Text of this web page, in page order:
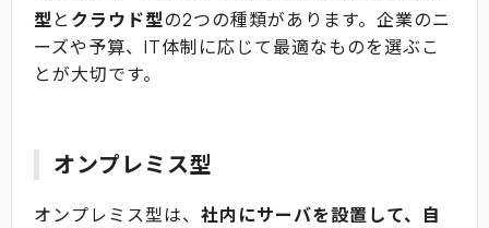
型と クラウド型の2つの種類があります。企業のニ
ーズや予算、IT体制に応じて最適なものを選ぶこ
とが大切です。
オンプレミス型
オンプレミス型は、 社内にサーバを設置して、自